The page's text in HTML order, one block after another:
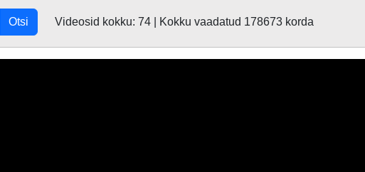
Otsi Videosid kokku: 74 | Kokku vaadatud 178673 korda